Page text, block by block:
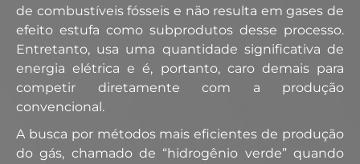
de combustíveis fósseis e não resulta em gases de
efeito estufa como subprodutos desse processo.
Entretanto, usa uma quantidade significativa de
energia elétrica e é, portanto, caro demais para
competir diretamente com a produção
convencional.
A busca por métodos mais eficientes de produção
do gás, chamado de “hidrogênio verde” quando